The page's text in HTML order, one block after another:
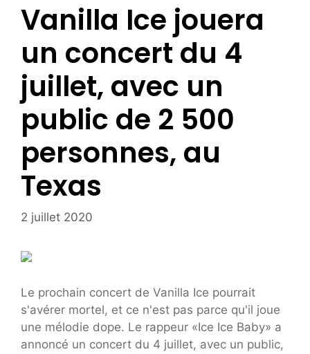
Vanilla Ice jouera
un concert du 4
juillet, avec un
public de 2 500
personnes, au
Texas
2 juillet 2020
Le prochain concert de Vanilla Ice pourrait
s'avérer mortel, et ce n'est pas parce qu'il joue
une mélodie dope. Le rappeur «Ice Ice Baby» a
annoncé un concert du 4 juillet, avec un public,